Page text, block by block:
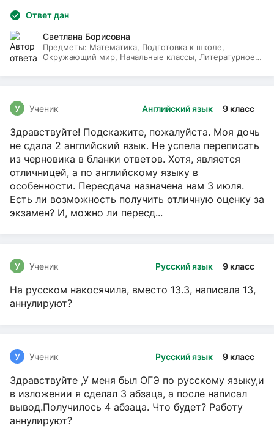
Ответ дан
Светлана Борисовна
Предметы: Математика, Подготовка к школе,
Окружающий мир, Начальные классы, Литературное
Английский язык 9 класс
У Ученик
Здравствуйте! Подскажите, пожалуйста. Моя дочь
не сдала 2 английский язык. Не успела переписать
из черновика в бланки ответов. Хотя, является
отличницей, а по английскому языку в
особенности. Пересдача назначена нам 3 июля.
Есть ли возможность получить отличную оценку за
экзамен? И, можно ли пересд...
Русский язык 9 класс
У Ученик
На русском накосячила, вместо 13.3, написала 13,
аннулируют?
Русский язык 9 класс
У Ученик
Здравствуйте ,У меня был ОГЭ по русскому языку,и
в изложении я сделал 3 абзаца, а после написал
вывод.Получилось 4 абзаца. Что будет? Работу
аннулируют?